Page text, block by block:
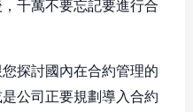
千萬不要忘記要進行合
探討國內在合約管理的
公司正要規劃導入合約